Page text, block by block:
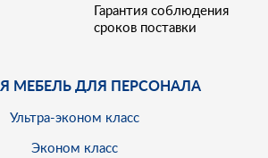
Гарантия соблюдения
сроков поставки
МЕБЕЛЬ ДЛЯ ПЕРСОНАЛА
Ультра-эконом класс
Эконом класс